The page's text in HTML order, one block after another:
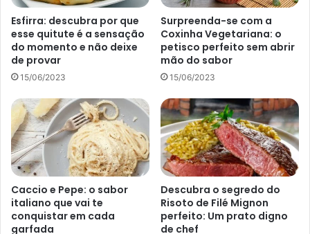
Adicione os vegetais à frigideira e cozinhe por cerca
de 3-5 minutos, até ficarem macios.
Adicione o ovo batido na frigideira e deixe cozinhar
por cerca de 1-2 minutos ou até que a parte de baixo
esteja firme.
Adicione o queijo ralado na metade do omelete e
dobre a outra metade sobre o queijo.
Deixe cozinhar por mais 1-2 minutos ou até que o
queijo esteja derretido e o omelete esteja dourado.
Sirva quente.
Smoothie de Frutas Vermelhas
Esfirra: descubra por que
esse quitute é a sensação
do momento e não deixe
de provar
15/06/2023
Surpreenda-se com a
Coxinha Vegetariana: o
petisco perfeito sem abrir
mão do sabor
15/06/2023
Caccio e Pepe: o sabor
italiano que vai te
conquistar em cada
garfada
Descubra o segredo do
Risoto de Filé Mignon
perfeito: Um prato digno
de chef